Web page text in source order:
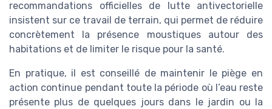
recommandations officielles de lutte antivectorielle
insistent sur ce travail de terrain, qui permet de réduire
concrètement la présence moustiques autour des
habitations et de limiter le risque pour la santé.
En pratique, il est conseillé de maintenir le piège en
action continue pendant toute la période où l’eau reste
présente plus de quelques jours dans le jardin ou la